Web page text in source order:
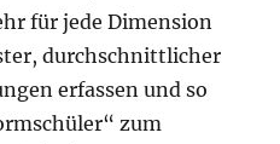
für jede Dimension
durchschnittlicher
erfassen und so
zum